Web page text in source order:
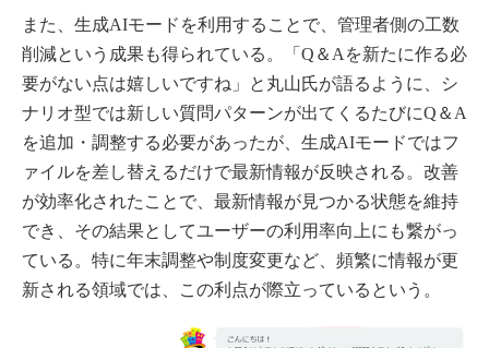
また、生成AIモードを利用することで、管理者側の工数
削減という成果も得られている。「Q＆Aを新たに作る必
要がない点は嬉しいですね」と丸山氏が語るように、シ
ナリオ型では新しい質問パターンが出てくるたびにQ＆A
を追加・調整する必要があったが、生成AIモードではフ
ァイルを差し替えるだけで最新情報が反映される。改善
が効率化されたことで、最新情報が見つかる状態を維持
でき、その結果としてユーザーの利用率向上にも繋がっ
ている。特に年末調整や制度変更など、頻繁に情報が更
新される領域では、この利点が際立っているという。